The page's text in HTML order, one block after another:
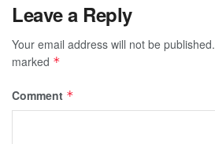
Leave a Reply
Your email address will not be published.
marked *
Comment *